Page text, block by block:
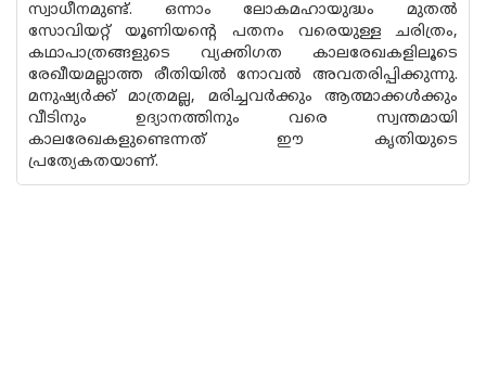
സ്വാധീനമുണ്ട്. ഒന്നാം ലോകമഹായുദ്ധം മുതൽ
സോവിയറ്റ് യൂണിയന്റെ പതനം വരെയുള്ള ചരിത്രം,
കഥാപാത്രങ്ങളുടെ വ്യക്തിഗത കാലരേഖകളിലൂടെ
രേഖീയമല്ലാത്ത രീതിയിൽ നോവൽ അവതരിപ്പിക്കുന്നു.
മനുഷ്യർക്ക് മാത്രമല്ല, മരിച്ചവർക്കും ആത്മാക്കൾക്കും
വീടിനും ഉദ്യാനത്തിനും വരെ സ്വന്തമായി
കാലരേഖകളുണ്ടെന്നത് ഈ കൃതിയുടെ
പ്രത്യേകതയാണ്.